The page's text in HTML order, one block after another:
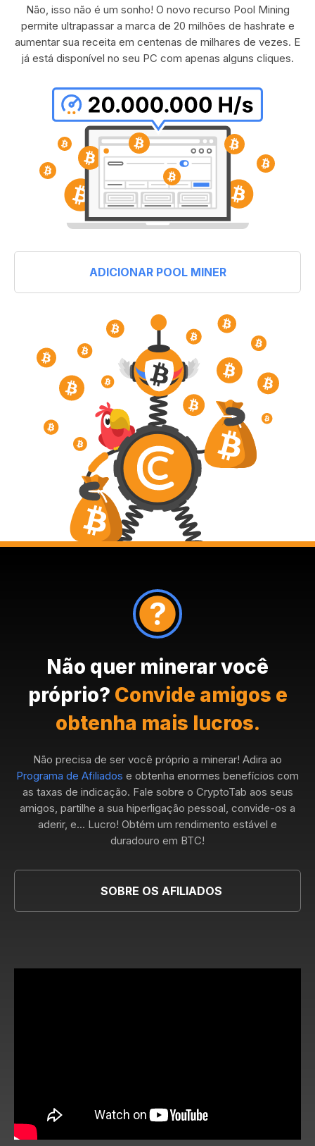
Não, isso não é um sonho! O novo recurso Pool Mining
permite ultrapassar a marca de 20 milhões de hashrate e
aumentar sua receita em centenas de milhares de vezes. E
já está disponível no seu PC com apenas alguns cliques.
ADICIONAR POOL MINER
Não quer minerar você
próprio? Convide amigos e
obtenha mais lucros.
Não precisa de ser você próprio a minerar! Adira ao
Programa de Afiliados e obtenha enormes benefícios com
as taxas de indicação. Fale sobre o CryptoTab aos seus
amigos, partilhe a sua hiperligação pessoal, convide-os a
aderir, e... Lucro! Obtém um rendimento estável e
duradouro em BTC!
SOBRE OS AFILIADOS